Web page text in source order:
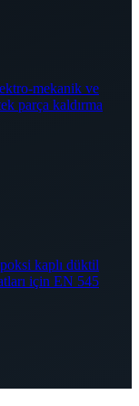
mekanik ve
parça kaldırma
kaplı düktil
için EN 545